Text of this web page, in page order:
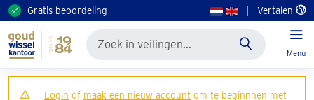
Gratis beoordeling Vertalen
Menu
Login of maak een nieuw account om te beginnnen met